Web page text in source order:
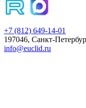
+7 (812) 649-14-01
197046, Санкт-
info@euclid.ru